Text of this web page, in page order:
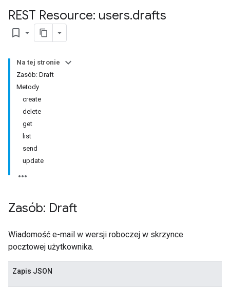
REST Resource: users.drafts
bookmark_border
Na tej stronie
Zasób: Draft
Metody
create
delete
get
list
send
update
Zasób: Draft
Wiadomość e-mail w wersji roboczej w skrzynce
pocztowej użytkownika.
Zapis JSON